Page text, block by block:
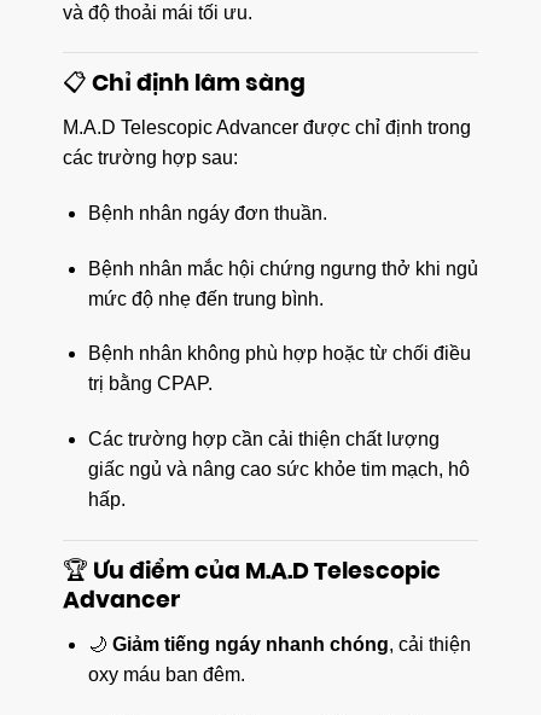
và độ thoải mái tối ưu.
📋 Chỉ định lâm sàng
M.A.D Telescopic Advancer được chỉ định trong
các trường hợp sau:
Bệnh nhân ngáy đơn thuần.
Bệnh nhân mắc hội chứng ngưng thở khi ngủ
mức độ nhẹ đến trung bình.
Bệnh nhân không phù hợp hoặc từ chối điều
trị bằng CPAP.
Các trường hợp cần cải thiện chất lượng
giấc ngủ và nâng cao sức khỏe tim mạch, hô
hấp.
🏆 Ưu điểm của M.A.D Telescopic
Advancer
🌙 Giảm tiếng ngáy nhanh chóng, cải thiện
oxy máu ban đêm.